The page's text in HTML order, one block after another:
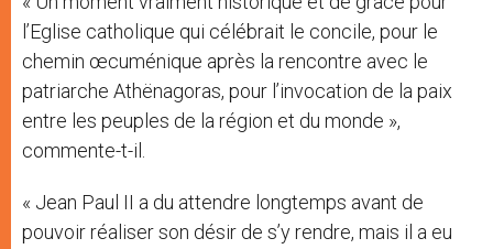
l’Eglise catholique qui célébrait le concile, pour le
chemin œcuménique après la rencontre avec le
patriarche Athënagoras, pour l’invocation de la paix
entre les peuples de la région et du monde »,
commente-t-il.
« Jean Paul II a du attendre longtemps avant de
pouvoir réaliser son désir de s’y rendre, mais il a eu